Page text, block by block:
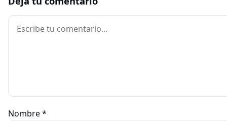
Comentario
Nombre*